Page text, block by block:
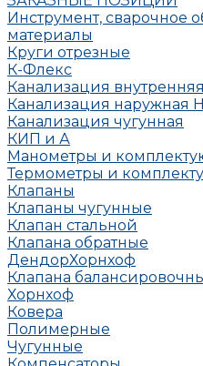
Инструмент, сварочное
материалы
Круги отрезные
К-Флекс
Канализация
Канализация наружная
Канализация чугунная
КИП и А
Манометры и
Термометры и
Клапаны
Клапаны чугунные
Клапан стальной
Клапана обратные
ДендорХорнхоф
Клапана
Хорнхоф
Ковера
Полимерные
Чугунные